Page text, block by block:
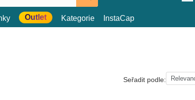
Outlet Kategorie InstaCap
Seřadit podle: